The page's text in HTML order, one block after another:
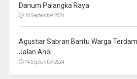
Danum Palangka Raya
18 September 2024
Agustiar Sabran Bantu Warga
Jalan Anoi
14 September 2024